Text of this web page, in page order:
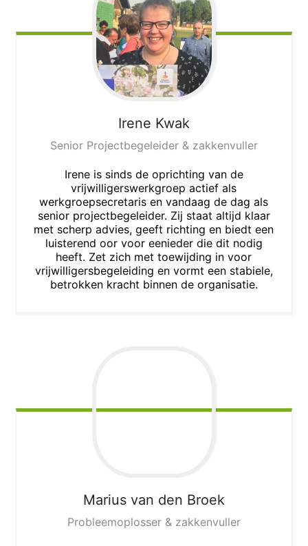
Irene Kwak
Senior Projectbegeleider & zakkenvuller
Irene is sinds de oprichting van de
vrijwilligerswerkgroep actief als
werkgroepsecretaris en vandaag de dag als
senior projectbegeleider. Zij staat altijd klaar
met scherp advies, geeft richting en biedt een
luisterend oor voor eenieder die dit nodig
heeft. Zet zich met toewijding in voor
vrijwilligersbegeleiding en vormt een stabiele,
betrokken kracht binnen de organisatie.
Marius van den Broek
Probleemoplosser & zakkenvuller